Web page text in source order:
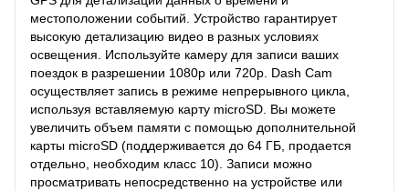
местоположении событий. Устройство гарантирует
высокую детализацию видео в разных условиях
освещения. Используйте камеру для записи ваших
поездок в разрешении 1080p или 720p. Dash Cam
осуществляет запись в режиме непрерывного цикла,
используя вставляемую карту microSD. Вы можете
увеличить объем памяти с помощью дополнительной
карты microSD (поддерживается до 64 ГБ, продается
отдельно, необходим класс 10). Записи можно
просматривать непосредственно на устройстве или